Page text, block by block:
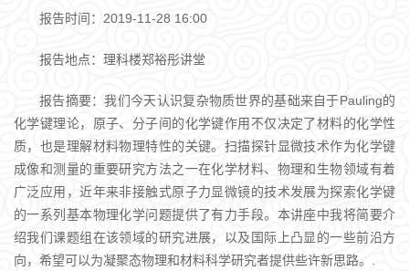
报告时间：2019-11-28 16:00
报告地点：理科楼郑裕彤讲堂
报告摘要：我们今天认识复杂物质世界的基础来自于Pauling的
化学键理论，原子、分子间的化学键作用不仅决定了材料的化学性
质，也是理解材料物理特性的关键。扫描探针显微技术作为化学键
成像和测量的重要研究方法之一在化学材料、物理和生物领域有着
广泛应用，近年来非接触式原子力显微镜的技术发展为探索化学键
的一系列基本物理化学问题提供了有力手段。本讲座中我将简要介
绍我们课题组在该领域的研究进展，以及国际上凸显的一些前沿方
向，希望可以为凝聚态物理和材料科学研究者提供些许新思路。.